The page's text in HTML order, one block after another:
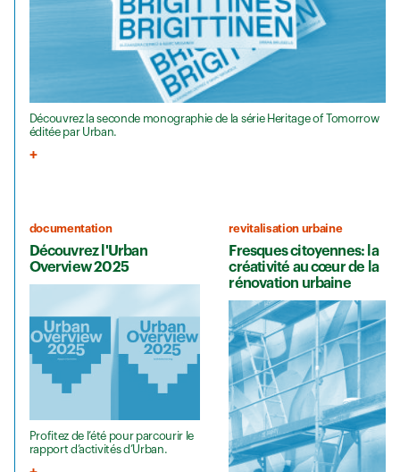
Découvrez la seconde monographie de la série Heritage of Tomorrow
éditée par Urban.
documentation
Découvrez l'Urban
Overview 2025
Profitez de l’été pour parcourir le
rapport d’activités d’Urban.
revitalisation urbaine
Fresques citoyennes: la
créativité au cœur de la
rénovation urbaine